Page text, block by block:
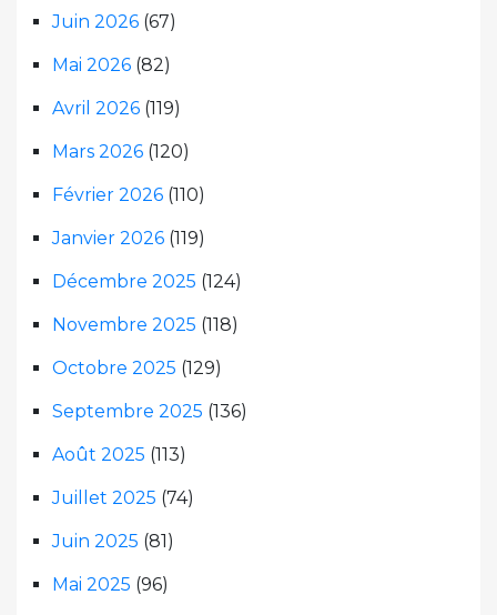
Juin 2026 (67)
Mai 2026 (82)
Avril 2026 (119)
Mars 2026 (120)
Février 2026 (110)
Janvier 2026 (119)
Décembre 2025 (124)
Novembre 2025 (118)
Octobre 2025 (129)
Septembre 2025 (136)
Août 2025 (113)
Juillet 2025 (74)
Juin 2025 (81)
Mai 2025 (96)